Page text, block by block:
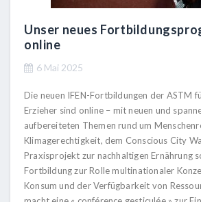
Unser neues
online
6 Mai 2025
Die neuen IFEN-Fortbildungen der ASTM
Erzieher sind online – mit neuen und
aufbereiteten Themen rund um
Klimagerechtigkeit, dem Conscious City
Praxisprojekt zur nachhaltigen Ernährung
Fortbildung zur Rolle multinationaler
Konsum und der Verfügbarkeit von